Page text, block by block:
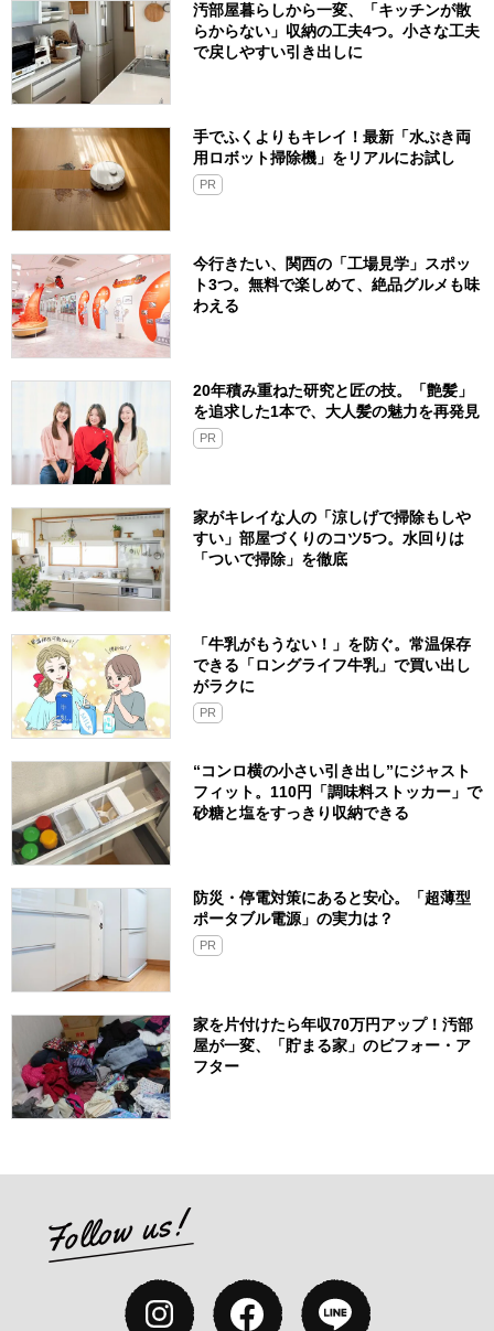
汚部屋暮らしから一変、「キッチンが散
らからない」収納の工夫4つ。小さな工夫
で戻しやすい引き出しに
手でふくよりもキレイ！最新「水ぶき両
用ロボット掃除機」をリアルにお試し
PR
今行きたい、関西の「工場見学」スポッ
ト3つ。無料で楽しめて、絶品グルメも味
わえる
20年積み重ねた研究と匠の技。「艶髪」
を追求した1本で、大人髪の魅力を再発見
PR
家がキレイな人の「涼しげで掃除もしや
すい」部屋づくりのコツ5つ。水回りは
「ついで掃除」を徹底
「牛乳がもうない！」を防ぐ。常温保存
できる「ロングライフ牛乳」で買い出し
がラクに
PR
“コンロ横の小さい引き出し”にジャスト
フィット。110円「調味料ストッカー」で
砂糖と塩をすっきり収納できる
防災・停電対策にあると安心。「超薄型
ポータブル電源」の実力は？​
PR
家を片付けたら年収70万円アップ！汚部
屋が一変、「貯まる家」のビフォー・ア
フター